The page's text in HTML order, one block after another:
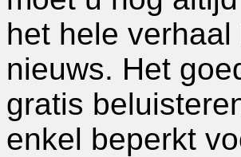
het hele
nieuws. Het
gratis
enkel beperkt